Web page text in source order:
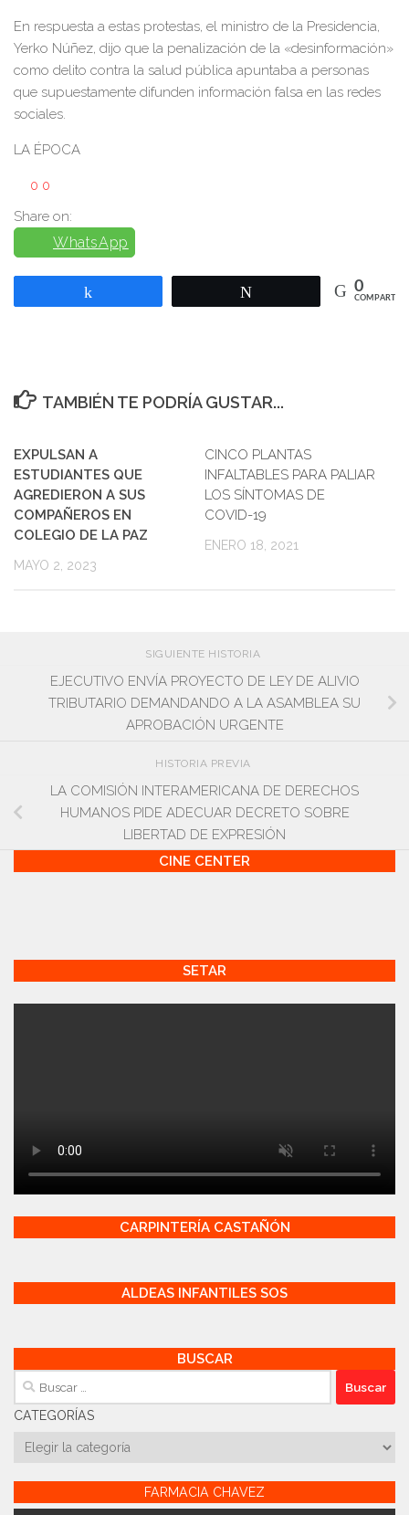
En respuesta a estas protestas, el ministro de la Presidencia,
Yerko Núñez, dijo que la penalización de la «desinformación»
como delito contra la salud pública apuntaba a personas
que supuestamente difunden información falsa en las redes
sociales.
LA ÉPOCA
0 0
Share on:
WhatsApp
0
COMPARTIR
TAMBIÉN TE PODRÍA GUSTAR...
EXPULSAN A
ESTUDIANTES QUE
AGREDIERON A SUS
COMPAÑEROS EN
COLEGIO DE LA PAZ
MAYO 2, 2023
CINCO PLANTAS
INFALTABLES PARA PALIAR
LOS SÍNTOMAS DE
COVID-19
ENERO 18, 2021
SIGUIENTE HISTORIA
EJECUTIVO ENVÍA PROYECTO DE LEY DE ALIVIO
TRIBUTARIO DEMANDANDO A LA ASAMBLEA SU
APROBACIÓN URGENTE
HISTORIA PREVIA
LA COMISIÓN INTERAMERICANA DE DERECHOS
HUMANOS PIDE ADECUAR DECRETO SOBRE
LIBERTAD DE EXPRESIÓN
CINE CENTER
SETAR
CARPINTERÍA CASTAÑÓN
ALDEAS INFANTILES SOS
BUSCAR
Buscar:
CATEGORÍAS
Categorías
FARMACIA CHAVEZ